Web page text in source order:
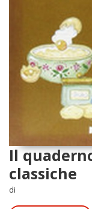
Il
classiche
di